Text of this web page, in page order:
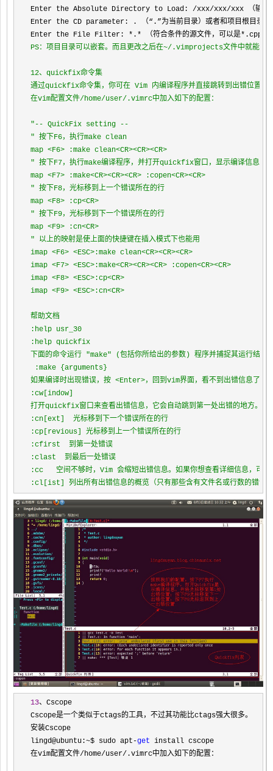
Enter the Absolute Directory to Load: /xxx/xxx/xxx （输入
Enter the CD parameter: . （“.”为当前目录）或者和项目根目录一
Enter the File Filter: *.* （符合条件的源文件，可以是*.cpp
PS：项目目录可以嵌套。而且更改之后在~/.vimprojects文件中就能看
12、quickfix命令集
通过quickfix命令集，你可在 Vim 内编译程序并直接跳转到出错位置进
在vim配置文件/home/user/.vimrc中加入如下的配置：
"-- QuickFix setting --
" 按下F6，执行make clean
map <F6> :make clean<CR><CR><CR>
" 按下F7，执行make编译程序，并打开quickfix窗口，显示编译信息
map <F7> :make<CR><CR><CR> :copen<CR><CR>
" 按下F8，光标移到上一个错误所在的行
map <F8> :cp<CR>
" 按下F9，光标移到下一个错误所在的行
map <F9> :cn<CR>
" 以上的映射是使上面的快捷键在插入模式下也能用
imap <F6> <ESC>:make clean<CR><CR><CR>
imap <F7> <ESC>:make<CR><CR><CR> :copen<CR><CR>
imap <F8> <ESC>:cp<CR>
imap <F9> <ESC>:cn<CR>
帮助文档
:help usr_30
:help quickfix
下面的命令运行 "make" (包括你所给出的参数) 程序并捕捉其运行结果
:make {arguments}
如果编译时出现错误，按 <Enter>，回到vim界面，看不到出错信息了！
:cw[indow]
打开quickfix窗口来查看出错信息，它会自动跳到第一处出错的地方。然
:cn[ext]  光标移到下一个错误所在的行
:cp[revious] 光标移到上一个错误所在的行
:cfirst  到第一处错误
:clast  到最后一处错误
:cc   空间不够时，Vim 会缩短出错信息。如果你想查看详细信息，可以
13、Cscope
Cscope是一个类似于ctags的工具，不过其功能比ctags强大很多。
安装Cscope
lingd@ubuntu:~$ sudo apt-get install cscope
在vim配置文件/home/user/ .vimrc中加入如下的配置：